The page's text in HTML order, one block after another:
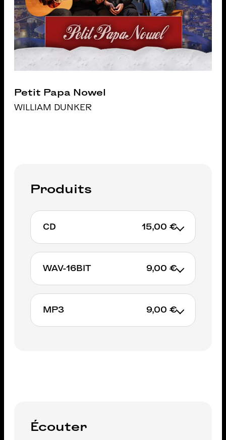
Petit Papa Nowel
WILLIAM DUNKER
Produits
CD 15,00 €
AJOUTER AU PANIER
WAV-16BIT 9,00 €
AJOUTER AU PANIER
MP3 9,00 €
Écouter